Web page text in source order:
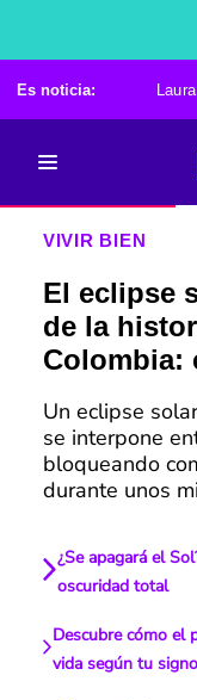
Es noticia:
VIVIR BIEN
El eclipse
de la
Colombia:
Un eclipse
se interpone
bloqueando
durante unos
¿Se apagará el
oscuridad total
Descubre cómo el
vida según tu